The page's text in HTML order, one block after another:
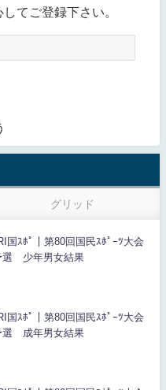
てご登録下さい。
グリッド
国ｽﾎﾟ｜第80回国民ｽﾎﾟｰﾂ大会
選 少年男女結果
国ｽﾎﾟ｜第80回国民ｽﾎﾟｰﾂ大会
選 成年男女結果